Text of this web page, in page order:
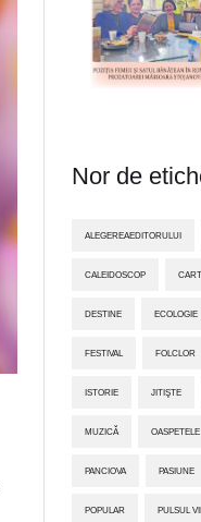
Nor de
ALEGEREAEDITORULUI
CALEIDOSCOP
DESTINE ECOLOGIE
FESTIVAL FOLCLOR
ISTORIE JITIŞTE
MUZICĂ
PANCIOVA PASIUNE
POPULAR PULSUL